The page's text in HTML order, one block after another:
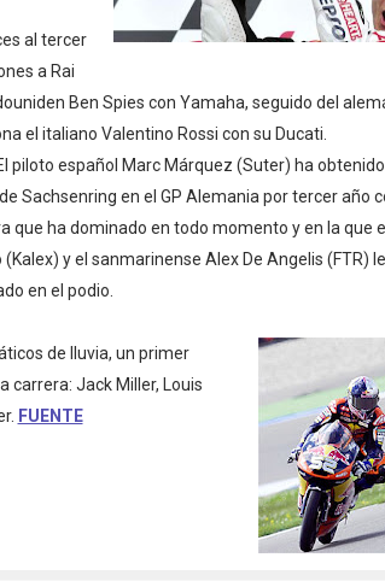
remo 2026 (Varese, Italia) - Rumanía,
2026 (Tokio, Japón) - Estados
último Impact! con Jason Hotch como
(Hong Kong) - La delegación italiana
monarca Intercontinental, su primer
League 2026 - Las Utah Talons son
2026 (Oklahoma City, Estados
2026 - Tadej Pogacar entra en el
- Lando Norris consigue en Hungría
aguas abiertas 2026 (París, Francia)
al tercer
a Rai
Ben Spies con Yamaha, seguido del
el italiano Valentino Rossi con su Ducati.
piloto español Marc Márquez (Suter) ha
Sachsenring en el GP Alemania por tercer año
que ha dominado en todo momento y en la que
(Kalex) y el sanmarinense Alex De Angelis (FTR)
en el podio.
de lluvia, un primer
carrera: Jack Miller, Louis
FUENTE